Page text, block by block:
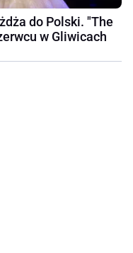
do Polski. "The
w Gliwicach